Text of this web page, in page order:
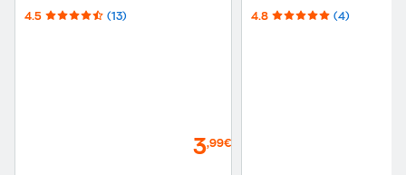
4.5 (13)
3,99€
4.8 (4)